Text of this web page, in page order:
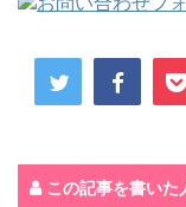
この記事を書いた